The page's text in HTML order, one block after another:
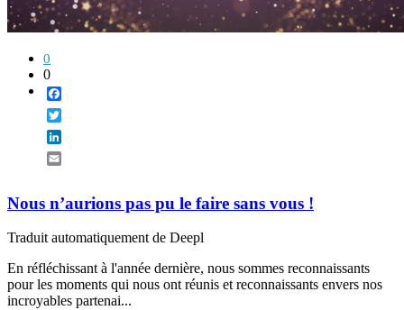
0
0
Nous n’aurions pas pu le faire sans vous !
Traduit automatiquement de Deepl
En réfléchissant à l'année dernière, nous sommes reconnaissants
pour les moments qui nous ont réunis et reconnaissants envers nos
incroyables partenai...